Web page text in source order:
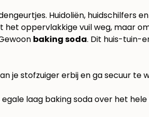
Huidoliën, huidschilfers
het oppervlakkige vuil weg, maar
baking soda. Dit huis-tuin-
je stofzuiger erbij en ga secuur te
egale laag baking soda over het